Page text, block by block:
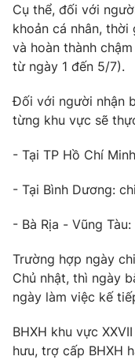
Emagazine
Photo
Video
VTV Money
Thị trường 24h
VTV4
VTV9
Cụ thể, đối với
khoản cá nhân,
và hoàn thành
từ ngày 1 đến 5/7).
Đối với người nhận
từng khu vực sẽ
- Tại TP Hồ Chí
- Tại Bình Dương:
- Bà Rịa - Vũng
Trường hợp ngày
Chủ nhật, thì ngày
ngày làm việc kế
BHXH khu vực
hưu, trợ cấp BHXH